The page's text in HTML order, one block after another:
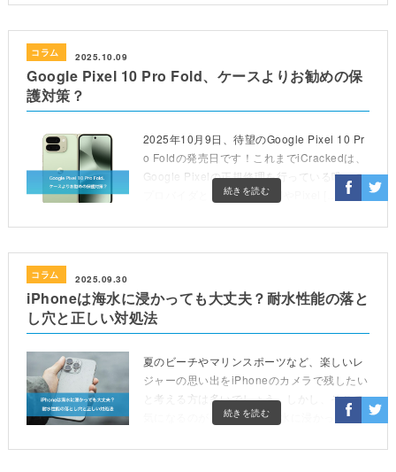
てしまいました。
Google Pixel 10 Pro Fold、ケースよりお勧めの保
護対策？
コラム 2025.10.09
続きを読む
2025年10月9日、待望のGoogle Pixel 10 Pr
o Foldの発売日です！これまでiCrackedは、
Google Pixelの正規修理を行っている唯一の
プロバイダとしてPixel FoldやPixel […]
iPhoneは海水に浸かっても大丈夫？耐水性能の落と
し穴と正しい対処法
コラム 2025.09.30
続きを読む
夏のビーチやマリンスポーツなど、楽しいレ
ジャーの思い出をiPhoneのカメラで残したい
と考える方は多いでしょう。しかし、そこで
気になるのが「iPhoneは海水に浸かっても大
性 […]